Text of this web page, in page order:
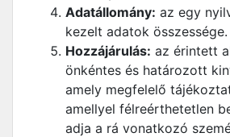
Adatállomány: az egy
kezelt adatok összessége.
Hozzájárulás: az érintett
önkéntes és határozott
amely megfelelő
amellyel félreérthetetlen
adja a rá vonatkozó